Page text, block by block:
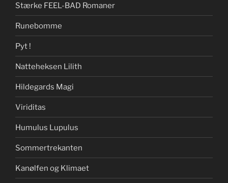
Stærke FEEL-BAD Romaner
Runebomme
Pyt !
Natteheksen Lilith
Hildegards Magi
Viriditas
Humulus Lupulus
Sommertrekanten
Kanølfen og Klimaet